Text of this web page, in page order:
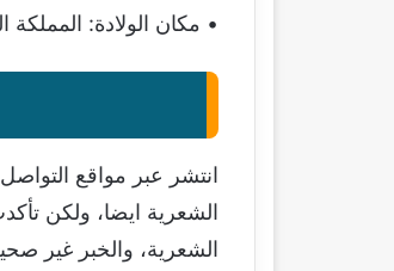
• مكان الولادة: المملكة
انتشر عبر مواقع
الشعرية ايضا، ولكن
الشعرية، والخبر غير